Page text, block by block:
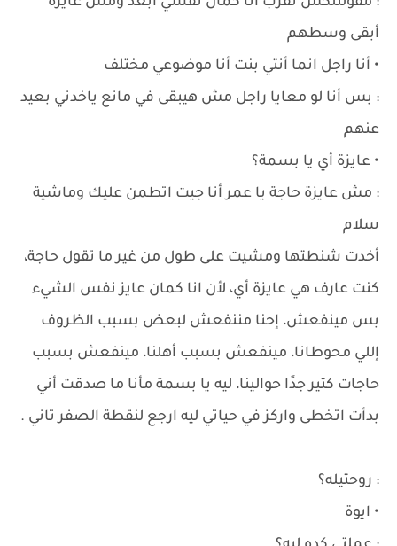
أبقى وسطهم
• أنا راجل انما أنتي بنت أنا موضوعي مختلف
: بس أنا لو معايا راجل مش هيبقى في مانع ياخدني بعيد
عنهم
• عايزة أي يا بسمة؟
: مش عايزة حاجة يا عمر أنا جيت اتطمن عليك وماشية
سلام
أخدت شنطتها ومشيت علىٰ طول من غير ما تقول حاجة،
كنت عارف هي عايزة أي، لأن انا كمان عايز نفس الشيء
بس مينفعش، إحنا مننفعش لبعض بسبب الظروف
إللي محوطانا، مينفعش بسبب أهلنا، مينفعش بسبب
حاجات كتير جدًا حوالينا، ليه يا بسمة مأنا ما صدقت أني
بدأت اتخطى واركز في حياتي ليه ارجع لنقطة الصفر تاني .
: روحتيله؟
• ايوة